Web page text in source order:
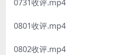
0731收评.mp4
0801收评.mp4
0802收评.mp4